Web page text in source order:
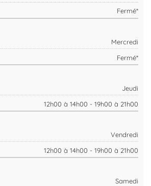
Fermé*
Mercredi
Fermé*
Jeudi
12h00 à 14h00 - 19h00 à 21h00
Vendredi
12h00 à 14h00 - 19h00 à 21h00
Samedi